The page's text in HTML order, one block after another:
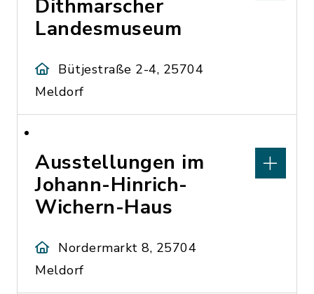
Dithmarscher
Landesmuseum
Bütjestraße 2-4, 25704
Meldorf
Ausstellungen im
Johann-Hinrich-
Wichern-Haus
Nordermarkt 8, 25704
Meldorf